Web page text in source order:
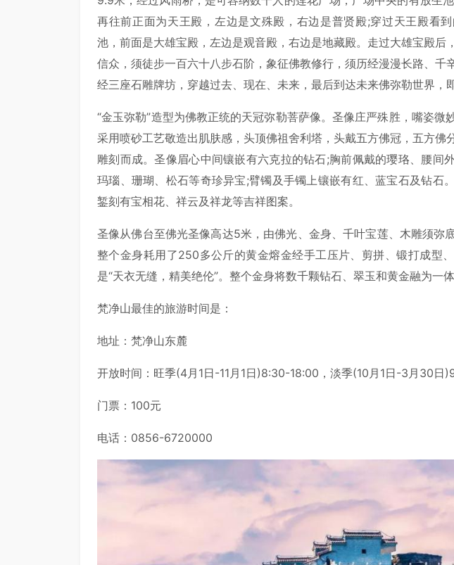
再往前正面为天王殿，左边是文殊殿，右边是普贤殿;穿过天王殿看
池，前面是大雄宝殿，左边是观音殿，右边是地藏殿。走过大雄宝殿后
信众，须徒步一百六十八步石阶，象征佛教修行，须历经漫漫长路、千
经三座石雕牌坊，穿越过去、现在、未来，最后到达未来佛弥勒世界，
“金玉弥勒”造型为佛教正统的天冠弥勒菩萨像。圣像庄严殊胜，嘴姿微
采用喷砂工艺敬造出肌肤感，头顶佛祖舍利塔，头戴五方佛冠，五方佛
雕刻而成。圣像眉心中间镶嵌有六克拉的钻石;胸前佩戴的璎珞、腰间
玛瑙、珊瑚、松石等奇珍异宝;臂镯及手镯上镶嵌有红、蓝宝石及钻石
錾刻有宝相花、祥云及祥龙等吉祥图案。
圣像从佛台至佛光圣像高达5米，由佛光、金身、千叶宝莲、木雕须弥
整个金身耗用了250多公斤的黄金熔金经手工压片、剪拼、锻打成型
是“天衣无缝，精美绝伦”。整个金身将数千颗钻石、翠玉和黄金融为一
梵净山最佳的旅游时间是：
地址：梵净山东麓
开放时间：旺季(4月1日-11月1日)8:30-18:00，淡季(10月1日-3月30日
门票：100元
电话：0856-6720000